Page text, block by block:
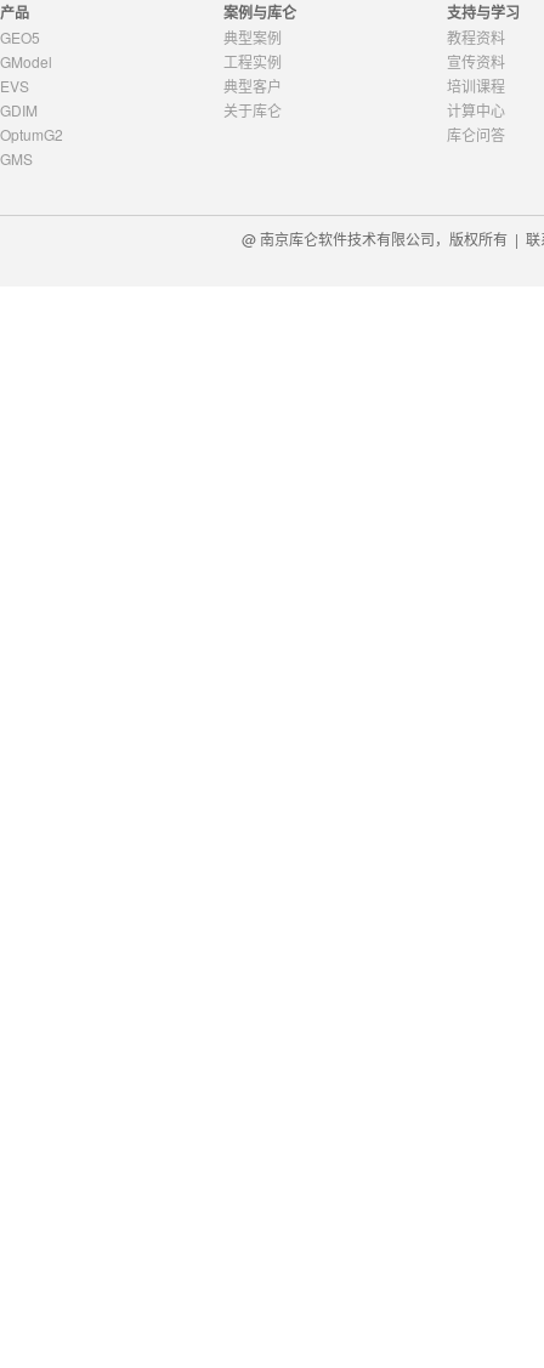
产品
GEO5
GModel
EVS
GDIM
OptumG2
GMS
案例与库仑
典型案例
工程实例
典型客户
关于库仑
支持与学习
教程资料
宣传资料
培训课程
计算中心
库仑问答
@ 南京库仑软件技术有限公司，版权所有 | 联